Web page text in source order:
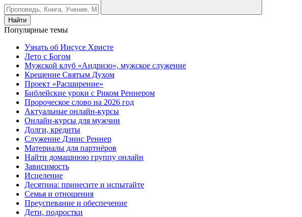
Найти
Популярные темы
Узнать об Иисусе Христе
Лето с Богом
Мужской клуб «Андризо», мужское служение
Крещение Святым Духом
Проект «Расширение»
Библейские уроки с Риком Реннером
Пророческое слово на 2026 год
Актуальные онлайн-курсы
Онлайн-курсы для мужчин
Долги, кредиты
Служение Дэнис Реннер
Материалы для партнёров
Найти домашнюю группу онлайн
Зависимость
Исцеление
Десятина: принесите и испытайте
Семья и отношения
Преуспевание и обеспечение
Дети, подростки